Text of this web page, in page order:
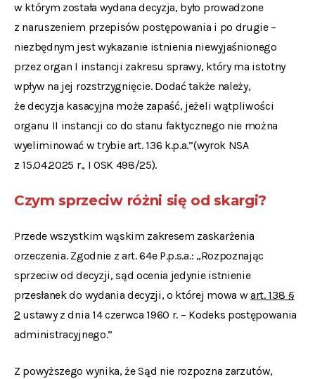
w którym została wydana decyzja, było prowadzone
z naruszeniem przepisów postępowania i po drugie –
niezbędnym jest wykazanie istnienia niewyjaśnionego
przez organ I instancji zakresu sprawy, który ma istotny
wpływ na jej rozstrzygnięcie. Dodać także należy,
że decyzja kasacyjna może zapaść, jeżeli wątpliwości
organu II instancji co do stanu faktycznego nie można
wyeliminować w trybie art. 136 k.p.a.”(wyrok NSA
z 15.04.2025 r., I OSK 498/25).
Czym sprzeciw różni się od skargi?
Przede wszystkim wąskim zakresem zaskarżenia
orzeczenia. Zgodnie z art. 64e P.p.s.a.: „Rozpoznając
sprzeciw od decyzji, sąd ocenia jedynie istnienie
przesłanek do wydania decyzji, o której mowa wart. 138 §
2 ustawy z dnia 14 czerwca 1960 r. – Kodeks postępowania
administracyjnego.”
Z powyższego wynika, że Sąd nie rozpozna zarzutów,